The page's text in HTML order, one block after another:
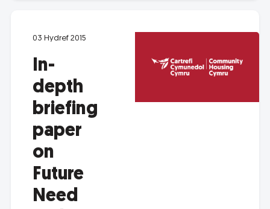
03 Hydref 2015
In-
depth
briefing
paper
on
Future
Need